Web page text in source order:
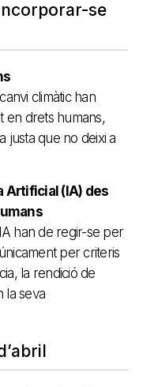
se
climàtic han
en drets humans,
justa que no deixi a
Artificial (IA) des
han de regir-se per
per criteris
la rendició de
la seva